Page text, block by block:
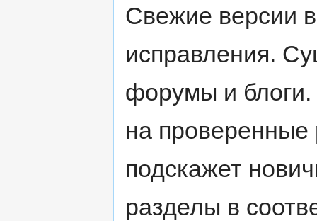
Свежие версии
исправления.
форумы и блоги.
на проверенные
подскажет
разделы в